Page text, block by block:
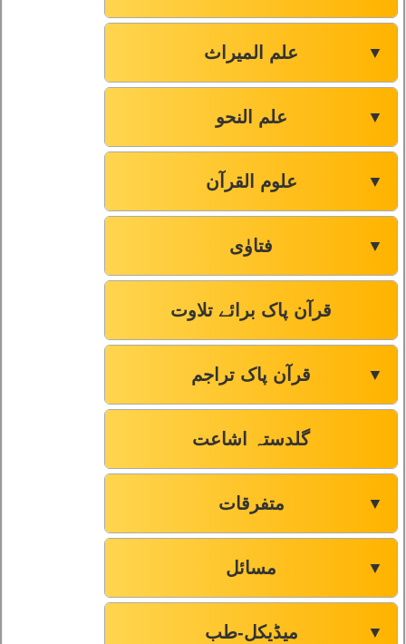
علم المیراث ▼
علم النحو ▼
علوم القرآن ▼
فتاوٰی ▼
قرآن پاک برائے تلاوت
قرآن پاک تراجم ▼
گلدستہ اشاعت
متفرقات ▼
مسائل ▼
میڈیکل-طب ▼